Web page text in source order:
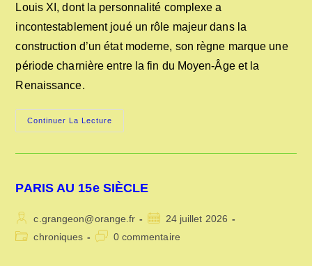
publication :
Louis XI, dont la personnalité complexe a
incontestablement joué un rôle majeur dans la
construction d’un état moderne, son règne marque une
période charnière entre la fin du Moyen-Âge et la
Renaissance.
Continuer La Lecture
XI
PARIS AU 15e SIÈCLE
Auteur/autrice
de
c.grangeon@orange.fr
Publication
publiée :
24 juillet 2026
Postchroniques
Commentaires
0 commentaire